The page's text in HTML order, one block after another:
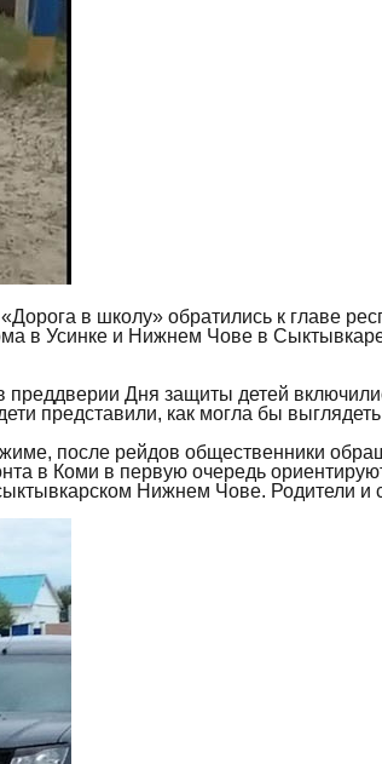
в школу» обратились к главе
в Усинке и Нижнем Чове в
преддверии Дня защиты детей
представили, как могла бы
после рейдов общественники
в Коми в первую очередь
Нижнем Чове. Родители и